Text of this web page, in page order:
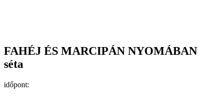
FAHÉJ ÉS MARCIPÁN NYOMÁBAN
séta
időpont: